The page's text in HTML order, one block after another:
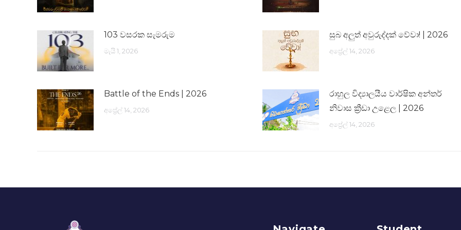
103 වසරක සැමරුම
මැයි 1, 2026
සුබ අලුත් අවුරුද්දක් වේවා! | 2026
අප්‍රේල් 14, 2026
Battle of the Ends | 2026
අප්‍රේල් 14, 2026
රාහුල විද්‍යාලයීය වාර්ෂික අන්තර්
නිවාස ක්‍රීඩා උළෙල | 2026
අප්‍රේල් 14, 2026